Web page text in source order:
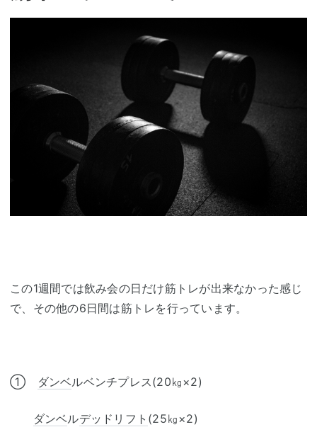
この1週間では飲み会の日だけ筋トレが出来なかった感じ
で、その他の6日間は筋トレを行っています。
① ダンベルベンチプレス(20㎏×2)
ダンベルデッドリフト (25㎏×2)